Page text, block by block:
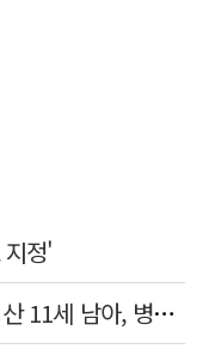
정'
"침대에 결박, 탈진"…평생 교회서 산 11세 남아, 병원 이송 끝 숨져